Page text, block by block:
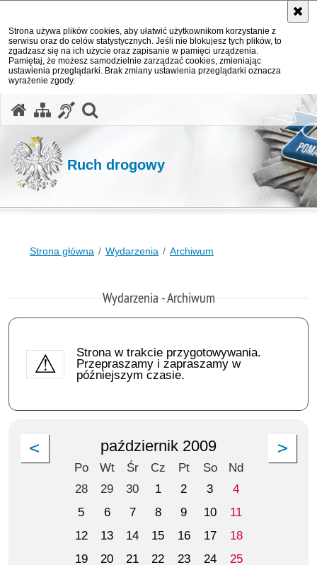
Strona używa plików cookies, aby ułatwić użytkownikom korzystanie z
serwisu oraz do celów statystycznych. Jeśli nie blokujesz tych plików, to
zgadzasz się na ich użycie oraz zapisanie w pamięci urządzenia.
Pamiętaj, że możesz samodzielnie zarządzać cookies, zmieniając
ustawienia przeglądarki. Brak zmiany ustawienia przeglądarki oznacza
wyrażenie zgody.
Ruch drogowy
Strona główna Wydarzenia Archiwum
Wydarzenia - Archiwum
Strona w trakcie przygotowywania.
Przepraszamy i zapraszamy w
późniejszym czasie.
październik 2009
Po Wt Śr Cz Pt So
Nd
28
29 30 1 2 3
4
5
6 7 8 9 10
11
12
13 14 15 16 17
18
19
20 21 22 23 24
25